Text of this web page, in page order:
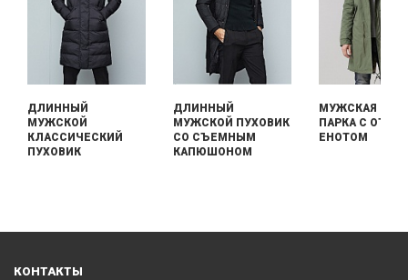
ДЛИННЫЙ
МУЖСКОЙ
КЛАССИЧЕСКИЙ
ПУХОВИК
ДЛИННЫЙ
МУЖСКОЙ ПУХОВИК
СО СЪЕМНЫМ
КАПЮШОНОМ
МУЖСКАЯ
ПАРКА С
ЕНОТОМ
КОНТАКТЫ